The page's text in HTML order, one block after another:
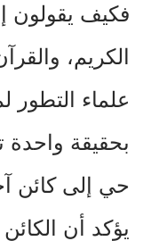
فكيف يقولون
الكريم،
علماء التطور
بحقيقة
حي إلى كائن
يؤكد أن